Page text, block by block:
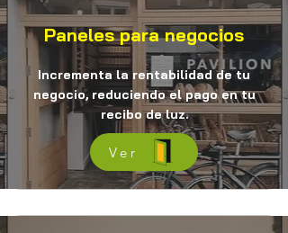
Paneles para negocios
Incrementa la rentabilidad de tu
negocio, reduciendo el pago en tu
recibo de luz.
Ver